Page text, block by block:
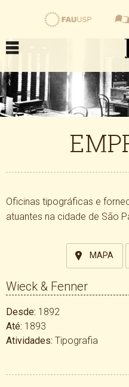
Oficinas tipográficas e
atuantes na cidade de São
MAPA
Wieck & Fenner
Desde: 1892
Até: 1893
Atividades: Tipografia